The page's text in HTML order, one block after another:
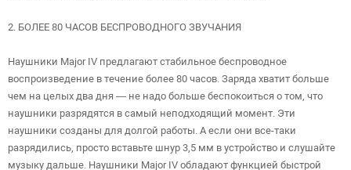
2. БОЛЕЕ 80 ЧАСОВ БЕСПРОВОДНОГО ЗВУЧАНИЯ
Наушники Major IV предлагают стабильное беспроводное
воспроизведение в течение более 80 часов. Заряда хватит больше
чем на целых два дня — не надо больше беспокоиться о том, что
наушники разрядятся в самый неподходящий момент. Эти
наушники созданы для долгой работы. А если они все-таки
разрядились, просто вставьте шнур 3,5 мм в устройство и слушайте
музыку дальше. Наушники Major IV обладают функцией быстрой